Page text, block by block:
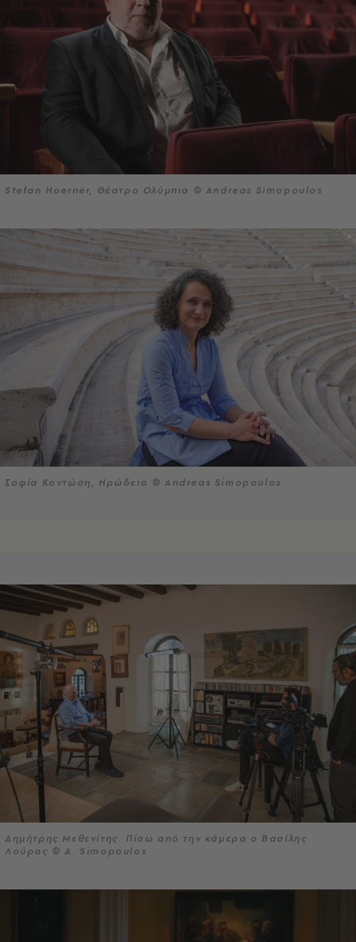
Stefan Hoerner, Θέατρο Ολύμπια © Andreas Simopoulos
Σοφία Κοντώση, Ηρώδειο © Andreas Simopoulos
Δημήτρης Μεθενίτης. Πίσω από την κάμερα ο Βασίλης
Λούρας © A. Simopoulos